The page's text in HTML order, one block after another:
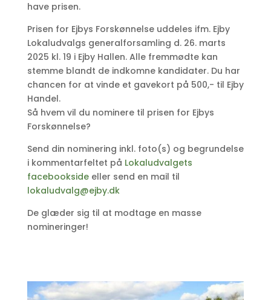
have prisen.
Prisen for Ejbys Forskønnelse uddeles ifm. Ejby
Lokaludvalgs generalforsamling d. 26. marts
2025 kl. 19 i Ejby Hallen. Alle fremmødte kan
stemme blandt de indkomne kandidater. Du har
chancen for at vinde et gavekort på 500,- til Ejby
Handel.
Så hvem vil du nominere til prisen for Ejbys
Forskønnelse?
Send din nominering inkl. foto(s) og begrundelse
i kommentarfeltet på Lokaludvalgets
facebooksideeller send en mail til
lokaludvalg@ejby.dk
De glæder sig til at modtage en masse
nomineringer!